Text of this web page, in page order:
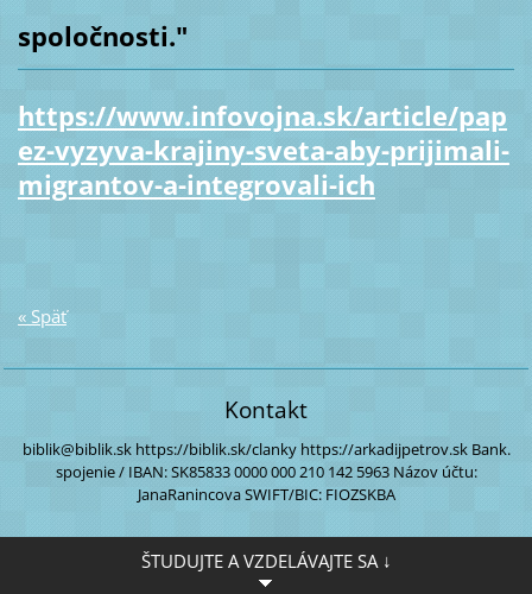
spoločnosti."
https://www.infovojna.sk/article/pap
ez-vyzyva-krajiny-sveta-aby-prijimali-
migrantov-a-integrovali-ich
« Späť
Kontakt
biblik@biblik.skhttps://biblik.sk/clankyhttps://arkadijpetrov.skBank.
spojenie / IBAN:SK85833 0000000 210 142 5963Názov účtu:
JanaRanincovaSWIFT/BIC: FIOZSKBA
ŠTUDUJTE A VZDELÁVAJTE SA ↓